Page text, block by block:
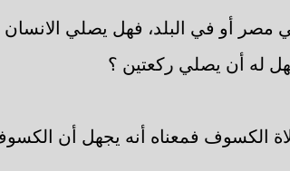
مصر أو في البلد، فهل يصلي الانسان
له أن يصلي ركعتين ؟
الكسوف فمعناه أنه يجهل أن